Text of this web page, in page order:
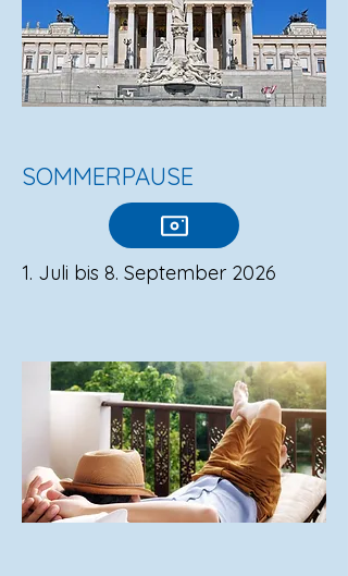
SOMMERPAUSE
1. Juli bis 8. September 2026